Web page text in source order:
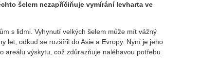
šelem nezapříčiňuje vymírání levharta ve
s lidmi. Vyhynutí velkých šelem může mít vážný
let, odkud se rozšířil do Asie a Evropy. Nyní je jeho
areálu výskytu, což zdůrazňuje naléhavou potřebu